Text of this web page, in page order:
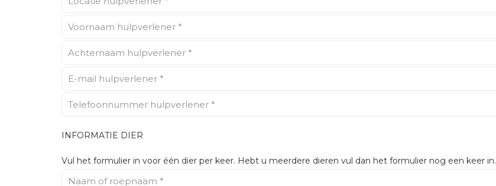
INFORMATIE DIER
Vul het formulier in voor één dier per keer. Hebt u meerdere dieren vul dan het formulier nog een keer in.